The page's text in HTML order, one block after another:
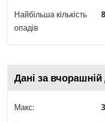
Найбільша кількість
опадів
Дані за
Макс: